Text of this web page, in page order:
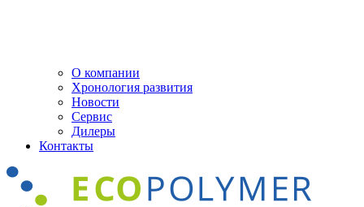
О компании
Хронология развития
Новости
Сервис
Дилеры
Контакты